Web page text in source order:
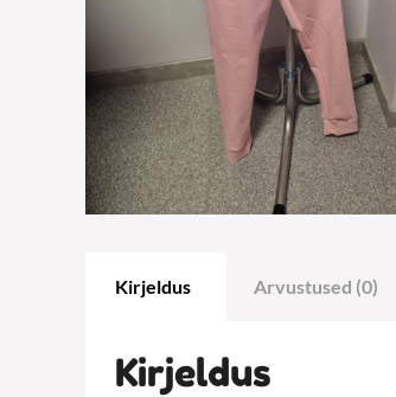
Kirjeldus Arvustused (0)
Kirjeldus